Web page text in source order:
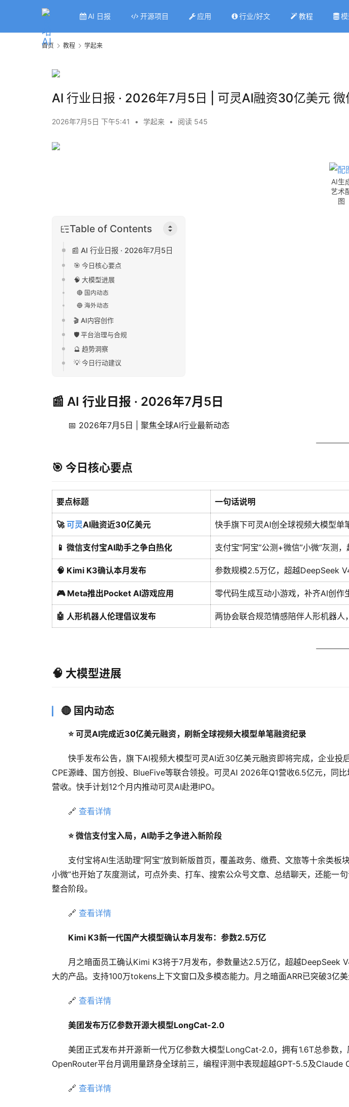
AI 日报 开源项目 应用 行业/好文 教程
首页 教程 学起来
AI 行业日报 · 2026年7月5日 | 可灵AI融资30亿美元
2026年7月5日 下午5:41 • 学起来 • 阅读 545
AI生
艺术
图
Table of Contents
📰 AI 行业日报 · 2026年7月5日
🎯 今日核心要点
🧠 大模型进展
🔴 国内动态
🔵 海外动态
🎬 AI内容创作
🛡️ 平台治理与合规
🔮 趋势洞察
💡 今日行动建议
📰 AI 行业日报 · 2026年7月5日
📅 2026年7月5日 | 聚焦全球AI行业最新动态
🎯 今日核心要点
要点标题 一句话说明
🚀可灵AI融资近30亿美元 快手旗下可灵AI创全球视频大模型
📱 微信支付宝AI助手之争白热化 支付宝”阿宝”公测+微信”小微”灰测
🧠 Kimi K3确认本月发布 参数规模2.5万亿，超越DeepSeek
🎮 Meta推出Pocket AI游戏应用 零代码生成互动小游戏，补齐AI创作
🤖 人形机器人伦理倡议发布 两协会联合规范情感陪伴人形机器人
🧠 大模型进展
🔴 国内动态
⭐ 可灵AI完成近30亿美元融资，刷新全球视频大模型单笔融资纪录
快手发布公告，旗下AI视频大模型可灵AI近30亿美元融资即将完成，企业投
CPE源峰、国方创投、BlueFive等联合领投。可灵AI 2026年Q1营收6.5亿元，同
营收。快手计划12个月内推动可灵AI赴港IPO。
🔗 查看详情
⭐ 微信支付宝入局，AI助手之争进入新阶段
支付宝将AI生活助理”阿宝”放到新版首页，覆盖政务、缴费、文旅等十余类
小微”也开始了灰度测试，可点外卖、打车、搜索公众号文章、总结聊天，还能
整合阶段。
🔗 查看详情
Kimi K3新一代国产大模型确认本月发布：参数2.5万亿
月之暗面员工确认Kimi K3将于7月发布，参数量达2.5万亿，超越DeepSeek
大的产品。支持100万tokens上下文窗口及多模态能力。月之暗面ARR已突破3亿
🔗 查看详情
美团发布万亿参数开源大模型LongCat-2.0
美团正式发布并开源新一代万亿参数大模型LongCat-2.0，拥有1.6T总参数
OpenRouter平台月调用量跻身全球前三，编程评测中表现超越GPT-5.5及Claude
🔗 查看详情